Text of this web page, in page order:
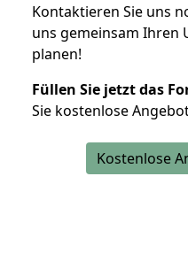
Kontaktieren Sie uns
uns gemeinsam Ihren
planen!
Füllen Sie jetzt das
Sie kostenlose
Kostenlose